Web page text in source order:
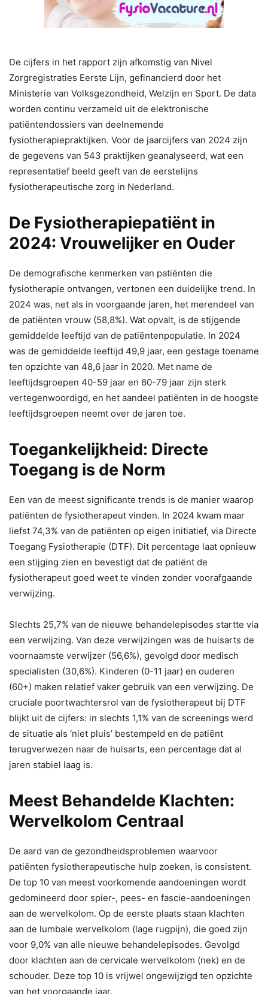
De cijfers in het rapport zijn afkomstig van Nivel
Zorgregistraties Eerste Lijn, gefinancierd door het
Ministerie van Volksgezondheid, Welzijn en Sport. De data
worden continu verzameld uit de elektronische
patiëntendossiers van deelnemende
fysiotherapiepraktijken. Voor de jaarcijfers van 2024 zijn
de gegevens van 543 praktijken geanalyseerd, wat een
representatief beeld geeft van de eerstelijns
fysiotherapeutische zorg in Nederland.
De Fysiotherapiepatiënt in
2024: Vrouwelijker en Ouder
De demografische kenmerken van patiënten die
fysiotherapie ontvangen, vertonen een duidelijke trend. In
2024 was, net als in voorgaande jaren, het merendeel van
de patiënten vrouw (58,8%). Wat opvalt, is de stijgende
gemiddelde leeftijd van de patiëntenpopulatie. In 2024
was de gemiddelde leeftijd 49,9 jaar, een gestage toename
ten opzichte van 48,6 jaar in 2020. Met name de
leeftijdsgroepen 40-59 jaar en 60-79 jaar zijn sterk
vertegenwoordigd, en het aandeel patiënten in de hoogste
leeftijdsgroepen neemt over de jaren toe.
Toegankelijkheid: Directe
Toegang is de Norm
Een van de meest significante trends is de manier waarop
patiënten de fysiotherapeut vinden. In 2024 kwam maar
liefst 74,3% van de patiënten op eigen initiatief, via Directe
Toegang Fysiotherapie (DTF). Dit percentage laat opnieuw
een stijging zien en bevestigt dat de patiënt de
fysiotherapeut goed weet te vinden zonder voorafgaande
verwijzing.
Slechts 25,7% van de nieuwe behandelepisodes startte via
een verwijzing. Van deze verwijzingen was de huisarts de
voornaamste verwijzer (56,6%), gevolgd door medisch
specialisten (30,6%). Kinderen (0-11 jaar) en ouderen
(60+) maken relatief vaker gebruik van een verwijzing. De
cruciale poortwachtersrol van de fysiotherapeut bij DTF
blijkt uit de cijfers: in slechts 1,1% van de screenings werd
de situatie als ‘niet pluis’ bestempeld en de patiënt
terugverwezen naar de huisarts, een percentage dat al
jaren stabiel laag is.
Meest Behandelde Klachten:
Wervelkolom Centraal
De aard van de gezondheidsproblemen waarvoor
patiënten fysiotherapeutische hulp zoeken, is consistent.
De top 10 van meest voorkomende aandoeningen wordt
gedomineerd door spier-, pees- en fascie-aandoeningen
aan de wervelkolom. Op de eerste plaats staan klachten
aan de lumbale wervelkolom (lage rugpijn), die goed zijn
voor 9,0% van alle nieuwe behandelepisodes. Gevolgd
door klachten aan de cervicale wervelkolom (nek) en de
schouder. Deze top 10 is vrijwel ongewijzigd ten opzichte
van het voorgaande jaar.